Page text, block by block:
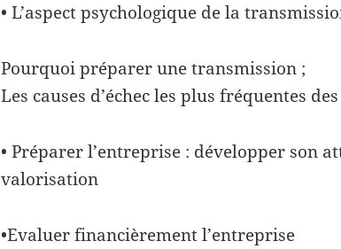
• L’aspect psychologique de la
Pourquoi préparer une transmission ;
Les causes d’échec les plus fréquentes
• Préparer l’entreprise : développer son
valorisation
•Evaluer financièrement l’entreprise